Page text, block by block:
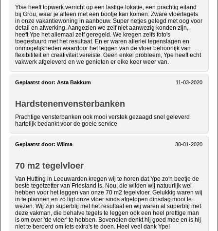
Ytse heeft topwerk verricht op een lastige lokatie, een prachtig eiland
bij Grou, waar je alleen met een bootje kan komen. Zware vloertegels
in onze vakantiewoning in aanbouw. Super netjes gelegd met oog voor
detail en afwerking. Aangezien we zelf niet aanwezig konden zijn,
heeft Ype het allemaal zelf geregeld. We kregen zelfs foto's
toegestuurd met het resultaat. En er waren allerlei tegenslagen en
onmogelijkheden waardoor het leggen van de vloer behoorlijk van
flexibiliteit en creativiteit vereiste. Geen enkel probleem, Ype heeft echt
vakwerk afgeleverd en we genieten er elke keer weer van.
11-03-2020
Geplaatst door: Asta Bakkum
Hardstenenvensterbanken
Prachtige vensterbanken ook mooi verstek gezaagd snel geleverd
hartelijk bedankt voor de goeie service
30-01-2020
Geplaatst door: Wilma
70 m2 tegelvloer
Van Hutting in Leeuwarden kregen wij te horen dat Ype zo'n beetje de
beste tegelzetter van Friesland is. Nou, die wilden wij natuurlijk wel
hebben voor het leggen van onze 70 m2 tegelvloer. Gelukkig waren wij
in te plannen en zo ligt onze vloer sinds afgelopen dinsdag mooi te
wezen. Wij zijn superblij met het resultaat en wij waren al superblij met
deze vakman, die behalve tegels te leggen ook een heel prettige man
is om over 'de vloer' te hebben. Bovendien denkt hij goed mee en is hij
niet te beroerd om iets extra's te doen. Heel veel dank Ype!